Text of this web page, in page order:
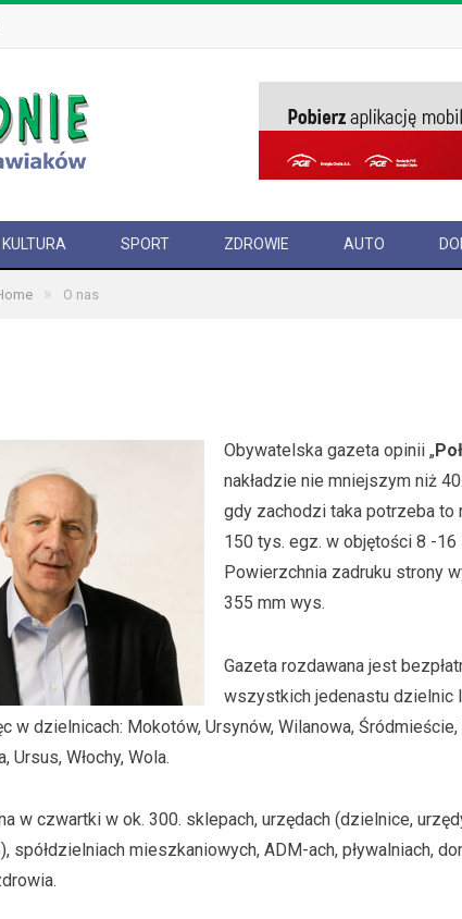
KULTURA SPORT ZDROWIE AUTO
» O nas
Obywatelska gazeta opinii „
nakładzie nie mniejszym niż
gdy zachodzi taka potrzeba to
150 tys. egz. w objętości 8 -16
Powierzchnia zadruku strony
355 mm wys.
Gazeta rozdawana jest
wszystkich jedenastu dzielnic
w dzielnicach: Mokotów, Ursynów, Wilanowa,
Ursus, Włochy, Wola.
w czwartki w ok. 300. sklepach, urzędach (dzielnice,
spółdzielniach mieszkaniowych, ADM-ach, pływalniach,